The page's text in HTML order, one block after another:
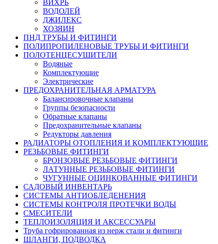
ВИХРЬ
ВОДОЛЕЙ
ДЖИЛЕКС
ХОЗЯИН
ПНД ТРУБЫ И ФИТИНГИ
ПОЛИПРОПИЛЕНОВЫЕ ТРУБЫ И ФИТИНГИ
ПОЛОТЕНЦЕСУШИТЕЛИ
Водяные
Комплектующие
Электрические
ПРЕДОХРАНИТЕЛЬНАЯ АРМАТУРА
Балансировочные клапаны
Группы безопасности
Обратные клапаны
Предохранительные клапаны
Редукторы давления
РАДИАТОРЫ ОТОПЛЕНИЯ И КОМПЛЕКТУЮЩИЕ
РЕЗЬБОВЫЕ ФИТИНГИ
БРОНЗОВЫЕ РЕЗЬБОВЫЕ ФИТИНГИ
ЛАТУННЫЕ РЕЗЬБОВЫЕ ФИТИНГИ
ЧУГУННЫЕ ОЦИНКОВАННЫЕ ФИТИНГИ
САДОВЫЙ ИНВЕНТАРЬ
СИСТЕМЫ АНТИОБЛЕДЕНЕНИЯ
СИСТЕМЫ КОНТРОЛЯ ПРОТЕЧКИ ВОДЫ
СМЕСИТЕЛИ
ТЕПЛОИЗОЛЯЦИЯ И АКСЕССУАРЫ
Труба гофрированная из нерж стали и фитинги
ШЛАНГИ, ПОДВОДКА